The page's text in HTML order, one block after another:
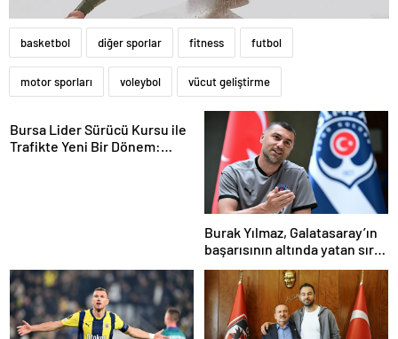
basketbol diğer sporlar fitness futbol
motor sporları voleybol vücut geliştirme
Bursa Lider Sürücü Kursu ile
Trafikte Yeni Bir Dönem:
Burak Yılmaz, Galatasaray’ın
başarısının altında yatan sırrı
açıkladı